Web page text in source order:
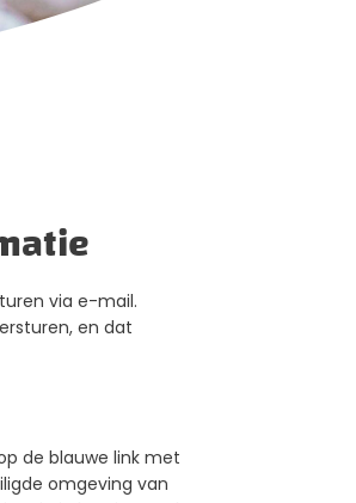
via e-mail.
en dat
de blauwe link met
omgeving van